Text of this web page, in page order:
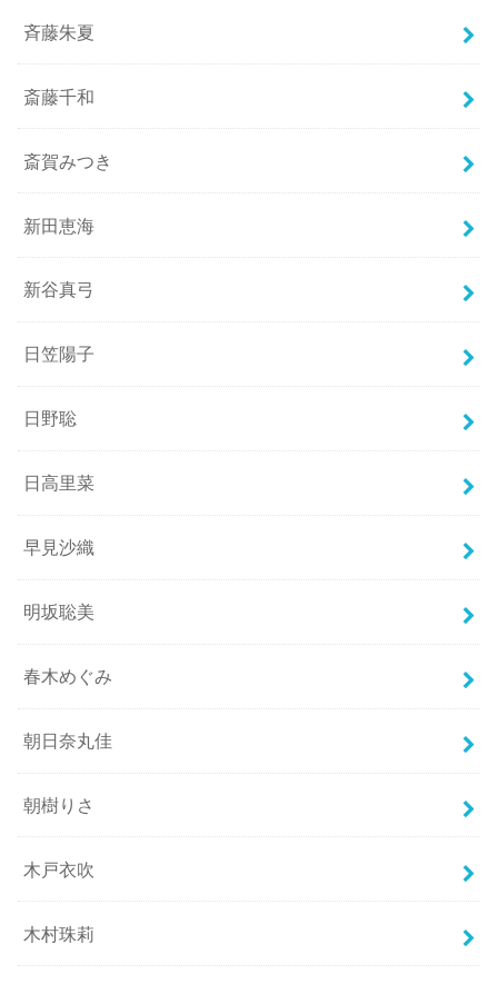
斉藤朱夏
斎藤千和
斎賀みつき
新田恵海
新谷真弓
日笠陽子
日野聡
日高里菜
早見沙織
明坂聡美
春木めぐみ
朝日奈丸佳
朝樹りさ
木戸衣吹
木村珠莉